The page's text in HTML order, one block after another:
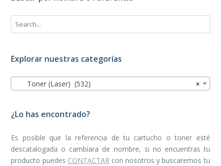
Explorar nuestras categorías
×
Toner (Laser) (532)
¿Lo has encontrado?
Es posible que la referencia de tu cartucho o toner esté
descatalogada o cambiara de nombre, si no encuentras tu
producto puedes CONTACTAR con nosotros y buscaremos tu